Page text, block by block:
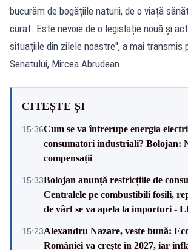
bucurăm de bogățiile naturii, de o viață
curat. Este nevoie de o legislație nouă și
situațiile din zilele noastre'', a mai transmis
Senatului, Mircea Abrudean.
CITEȘTE ȘI
15:36Cum se va întrerupe energia
consumatori industriali? Bolojan:
compensații
15:33Bolojan anunță restricțiile de
Centralele pe combustibili fosili,
de vârf se va apela la importuri -
15:23Alexandru Nazare, veste bună:
României va crește în 2027, iar